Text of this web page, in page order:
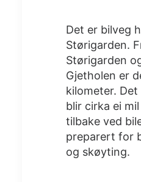
Det er bilveg
Størigarden.
Størigarden
Gjetholen er
kilometer.
blir cirka ei
tilbake ved
preparert for
og skøyting.